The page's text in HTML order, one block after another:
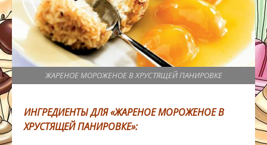
ЖАРЕНОЕ МОРОЖЕНОЕ В ХРУСТЯЩЕЙ ПАНИРОВКЕ
ИНГРЕДИЕНТЫ ДЛЯ «ЖАРЕНОЕ МОРОЖЕНОЕ В
ХРУСТЯЩЕЙ ПАНИРОВКЕ»: